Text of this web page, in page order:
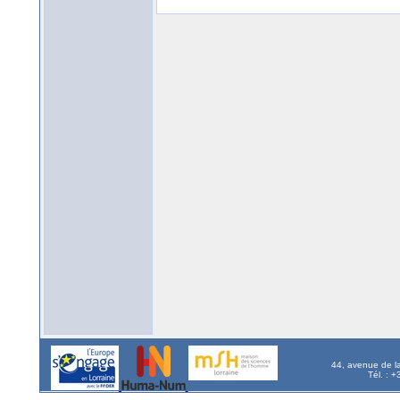
44, avenue de
Tél. :